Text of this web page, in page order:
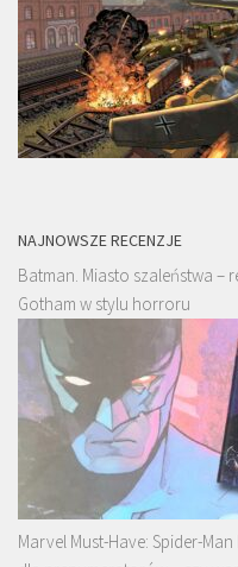
NAJNOWSZE RECENZJE
Batman. Miasto szaleństwa –
Gotham w stylu horroru
Marvel Must-Have: Spider-